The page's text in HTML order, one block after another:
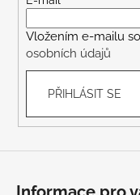
Vložením e-mailu
osobních údajů
PŘIHLÁSIT SE